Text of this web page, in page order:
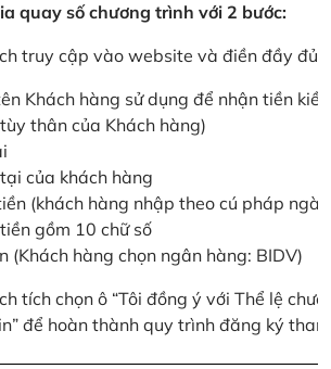
quay số chương trình với 2 bước:
truy cập vào website và điền đầy đủ
Khách hàng sử dụng để nhận tiền
thân của Khách hàng)
của khách hàng
(khách hàng nhập theo cú pháp
gồm 10 chữ số
(Khách hàng chọn ngân hàng: BIDV)
tích chọn ô “Tôi đồng ý với Thể lệ
để hoàn thành quy trình đăng ký